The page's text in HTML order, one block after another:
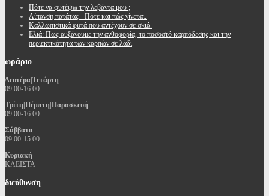
Πότε να φυτέψω την λεβάντα μου ;
Λίπανση πατάτας - Πότε και πώς γίνεται.
Καλλωπιστικά φυτά που αντέχουν σε σκιά.
Ελιά: Πως αυξάνουμε την ανθοφορία, το ποσοστό καρπόδεσης και την
περιεκτικότητα των καρπών σε λάδι
ωράριο
Δευτέρα|Τετάρτη
09:00-16:00
Τρίτη|Πέμπτη|Παρασκευή
09:00-16:00
Σάββατο
09:00-15:00
Κυριακή
ΚΛΕΙΣΤΑ
διεύθυνση